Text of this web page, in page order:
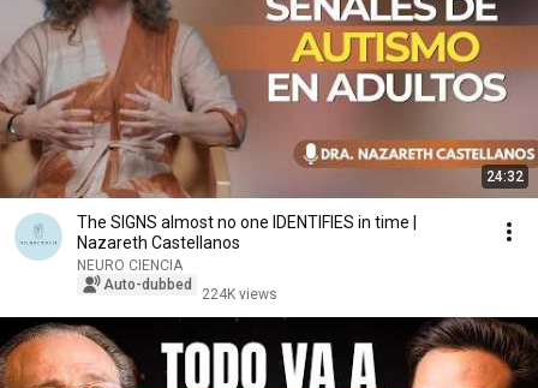
24:32
The SIGNS almost no one IDENTIFIES in time |
Nazareth Castellanos
NEURO CIENCIA
Auto-dubbed
224K views